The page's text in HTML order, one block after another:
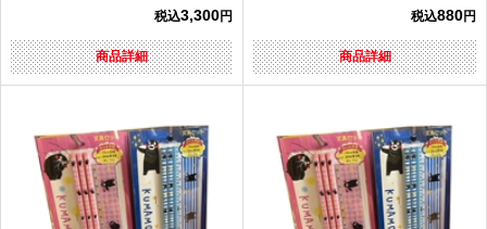
税込3,300円
商品詳細
税込880円
商品詳細